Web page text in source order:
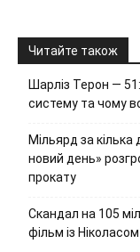
Читайте також
Шарліз Терон —
систему та чому
Мільярд за
новий день»
прокату
Скандал на 105
фільм із